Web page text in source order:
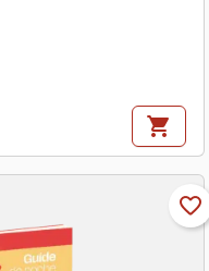
shopping_cart
favorite_border